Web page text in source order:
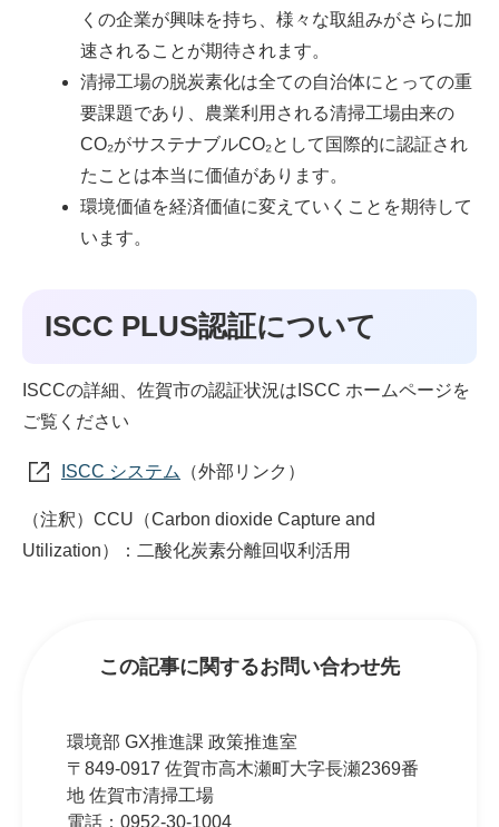
くの企業が興味を持ち、様々な取組みがさらに加
速されることが期待されます。
清掃工場の脱炭素化は全ての自治体にとっての重
要課題であり、農業利用される清掃工場由来の
CO₂がサステナブルCO₂として国際的に認証され
たことは本当に価値があります。
環境価値を経済価値に変えていくことを期待して
います。
ISCC PLUS認証について
ISCCの詳細、佐賀市の認証状況はISCC ホームページを
ご覧ください
ISCC システム （外部リンク）
（注釈）CCU（Carbon dioxide Capture and
Utilization）：二酸化炭素分離回収利活用
この記事に関するお問い合わせ先
環境部 GX推進課 政策推進室
〒849-0917 佐賀市高木瀬町大字長瀬2369番
地 佐賀市清掃工場
電話： 0952-30-1004